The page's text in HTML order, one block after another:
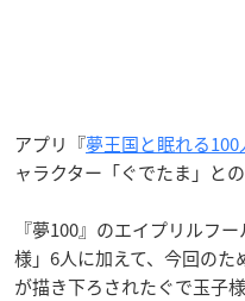
アプリ『夢王国と眠れる
ャラクター「ぐでたま」と
『夢100』のエイプリルフ
様」6人に加えて、今回の
が描き下ろされたぐで玉子